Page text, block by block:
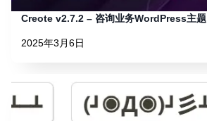
Creote v2.7.2 – 咨询业务WordPress主题
2025年3月6日